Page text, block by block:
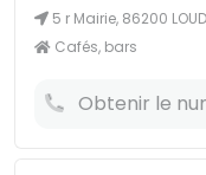
5 r Mairie, 86200
Cafés, bars
Obtenir le